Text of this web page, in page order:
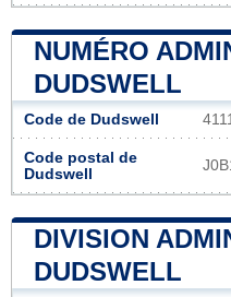
NUMÉRO
DUDSWELL
Code de Dudswell
Code postal de
Dudswell
DIVISION
DUDSWELL